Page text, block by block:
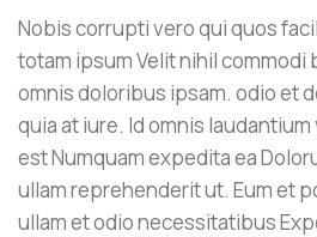
Nobis corrupti vero qui quos
totam ipsum Velit nihil
omnis doloribus ipsam. odio et
quia at iure. Id omnis
est Numquam expedita ea
ullam reprehenderit ut. Eum et
ullam et odio necessitatibus